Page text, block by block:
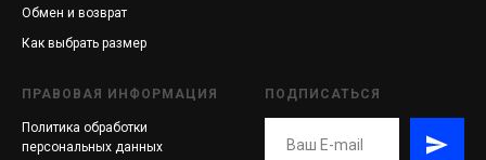
Обмен и возврат
Как выбрать размер
ПРАВОВАЯ ИНФОРМАЦИЯ
Политика обработки
персональных данных
ПОДПИСАТЬСЯ